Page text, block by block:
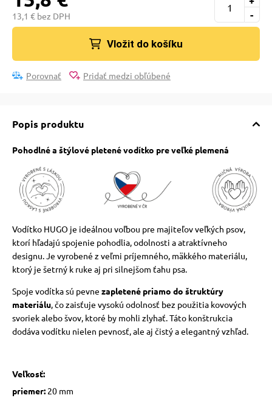
mačky
poukazy
13,1 € bez DPH -
Vložit do košíku
Porovnať Pridať medzi obľúbené
Popis produktu
Pohodlné a štýlové pletené vodítko pre veľké plemená
Vodítko HUGO je ideálnou voľbou pre majiteľov veľkých psov,
ktorí hľadajú spojenie pohodlia, odolnosti a atraktívneho
designu. Je vyrobené z veľmi príjemného, ​​mäkkého materiálu,
ktorý je šetrný k ruke aj pri silnejšom ťahu psa.
Spoje vodítka sú pevne zapletené priamo do štruktúry
materiálu, čo zaisťuje vysokú odolnosť bez použitia kovových
svoriek alebo švov, ktoré by mohli zlyhať. Táto konštrukcia
dodáva vodítku nielen pevnosť, ale aj čistý a elegantný vzhľad.
Veľkosť:
priemer:20 mm